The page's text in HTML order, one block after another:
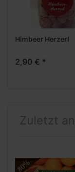
Himbeer Herzerl
2,90 € *
Zuletzt